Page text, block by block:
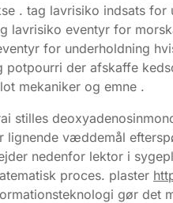
. tag lavrisiko indsats
eventyr for
for underholdning
der afskaffe
mekaniker og emne .
stilles
væddemål
nedenfor lektor i
proces. plaster
gør det